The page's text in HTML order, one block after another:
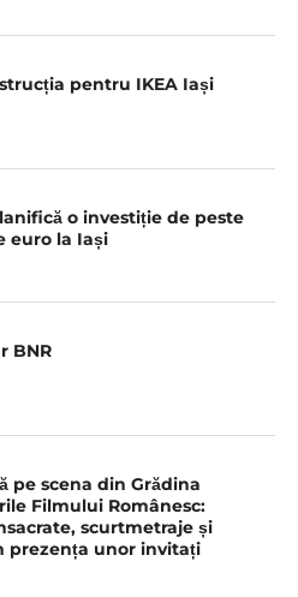
pentru IKEA Iași
o investiție de peste
euro la Iași
BNR
pe scena din Grădina
Filmului Românesc:
scurtmetraje și
prezența unor invitați